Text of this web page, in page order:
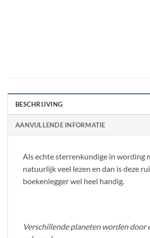
BESCHRIJVING
AANVULLENDE INFORMATIE
Als echte sterrenkundige in wording
natuurlijk veel lezen en dan is deze
boekenlegger wel heel handig.
Verschillende planeten worden door